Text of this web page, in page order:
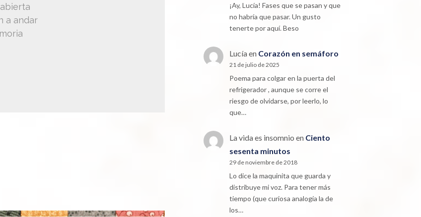
a andar
¡Ay, Lucía! Fases que se pasan y que
no habría que pasar. Un gusto
tenerte por aquí. Beso
Lucíaen Corazón en semáforo
21 de julio de 2025
Poema para colgar en la puerta del
refrigerador , aunque se corre el
riesgo de olvidarse, por leerlo, lo
que…
La vida es insomnio en Ciento
sesenta minutos
29 de noviembre de 2018
Lo dice la maquinita que guarda y
distribuye mi voz. Para tener más
tiempo (que curiosa analogía la de
los…